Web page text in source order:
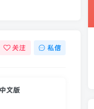
关注 私信
文版